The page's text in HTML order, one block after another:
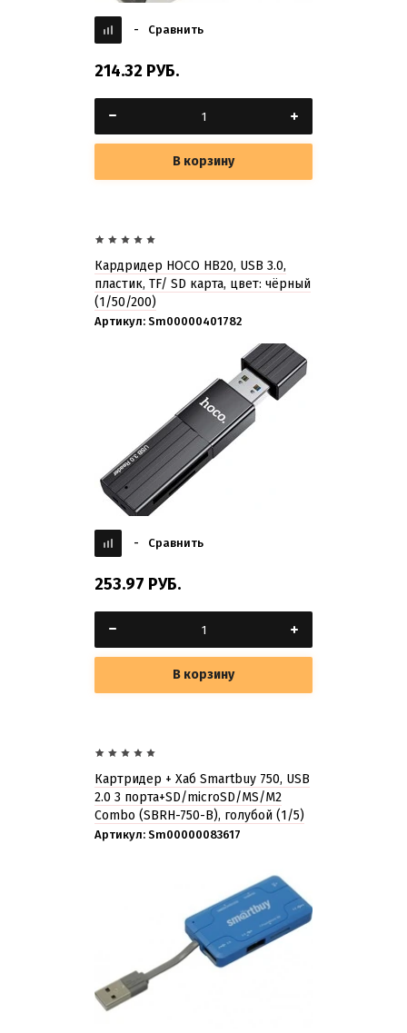
- Сравнить
214.32 РУБ.
В корзину
Кардридер HOCO HB20, USB 3.0,
пластик, TF/ SD карта, цвет: чёрный
(1/50/200)
Артикул: Sm00000401782
- Сравнить
253.97 РУБ.
В корзину
Картридер + Хаб Smartbuy 750, USB
2.0 3 порта+SD/microSD/MS/M2
Combo (SBRH-750-B), голубой (1/5)
Артикул: Sm00000083617